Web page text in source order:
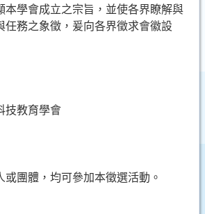
本學會成立之宗旨，並使各界瞭解與
任務之象徵，爰向各界徵求會徽設
技教育學會
或團體，均可參加本徵選活動。